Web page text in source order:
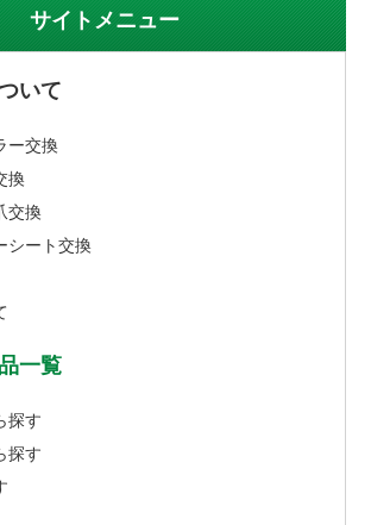
サイトメニュー
いて
ー交換
換
交換
シート交換
一覧
探す
探す